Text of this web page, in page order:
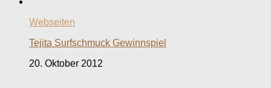
Webseiten
Tejita Surfschmuck Gewinnspiel
20. Oktober 2012